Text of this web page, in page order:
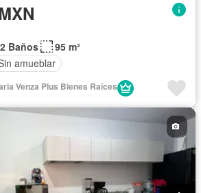
2 Baños
95 m²
amueblar
Venza Plus Bienes Raíces